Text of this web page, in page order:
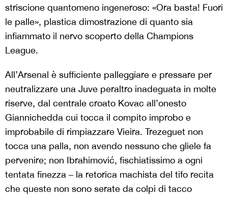
striscione quantomeno ingeneroso: «Ora basta! Fuori
le palle», plastica dimostrazione di quanto sia
infiammato il nervo scoperto della Champions
League.
All’Arsenal è sufficiente palleggiare e pressare per
neutralizzare una Juve peraltro inadeguata in molte
riserve, dal centrale croato Kovac all’onesto
Giannichedda cui tocca il compito improbo e
improbabile di rimpiazzare Vieira. Trezeguet non
tocca una palla, non avendo nessuno che gliele fa
pervenire; non Ibrahimović, fischiatissimo a ogni
tentata finezza – la retorica machista del tifo recita
che queste non sono serate da colpi di tacco